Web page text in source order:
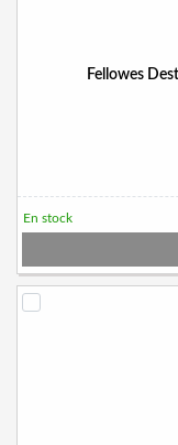
Fellowes
En stock